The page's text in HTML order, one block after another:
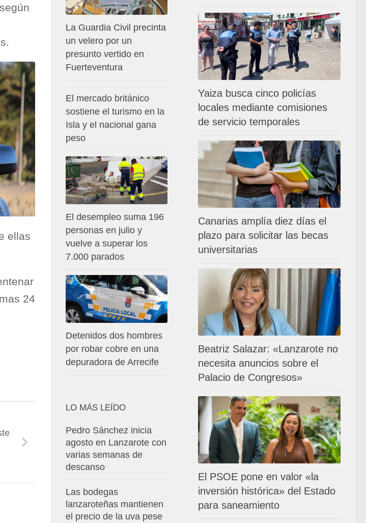
ellas
24
Yaiza busca cinco policías
locales mediante comisiones
de servicio temporales
Canarias amplía diez días el
plazo para solicitar las becas
universitarias
Beatriz Salazar: «Lanzarote no
necesita anuncios sobre el
Palacio de Congresos»
El PSOE pone en valor «la
inversión histórica» del Estado
para saneamiento
La Guardia Civil precinta
un velero por un
presunto vertido en
Fuerteventura
El mercado británico
sostiene el turismo en la
Isla y el nacional gana
peso
El desempleo suma 196
personas en julio y
vuelve a superar los
7.000 parados
Detenidos dos hombres
por robar cobre en una
depuradora de Arrecife
LO MÁS LEÍDO
Pedro Sánchez inicia
agosto en Lanzarote con
varias semanas de
descanso
Las bodegas
lanzaroteñas mantienen
el precio de la uva pese